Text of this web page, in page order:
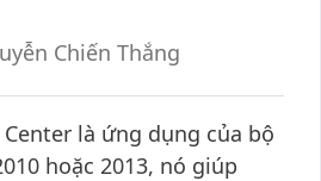
Chiến Thắng
là ứng dụng của bộ
hoặc 2013, nó giúp